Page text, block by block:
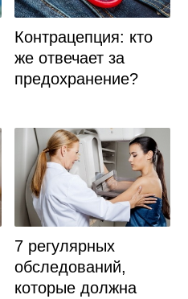
Контрацепция: кто
же отвечает за
предохранение?
7 регулярных
обследований,
которые должна